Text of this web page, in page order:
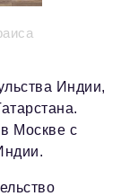
Индии,
Москве с